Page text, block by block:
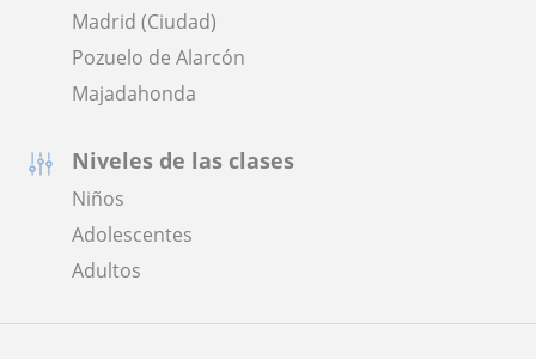
Madrid (Ciudad)
Pozuelo de Alarcón
Majadahonda
Niveles de las clases
Niños
Adolescentes
Adultos